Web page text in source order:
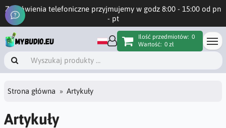
Zamówienia telefoniczne przyjmujemy w godz 8:00 - 15:00 od pn
- pt
Ilość przedmiotów: 0
Wartość: 0 zł
Strona główna Artykuły
Artykuły